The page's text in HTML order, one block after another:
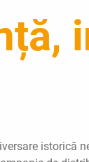
istorică